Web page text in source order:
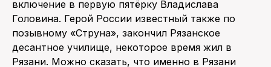
включение в первую пятёрку Владислава
Головина. Герой России известный также по
позывному «Струна», закончил Рязанское
десантное училище, некоторое время жил в
Рязани. Можно сказать, что именно в Рязани